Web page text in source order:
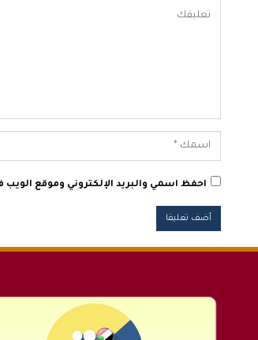
احفظ اسمي والبريد الإلكتروني وموقع الويب